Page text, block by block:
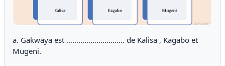
a. Gakwaya est ……………………….. de Kalisa , Kagabo et
Mugeni.